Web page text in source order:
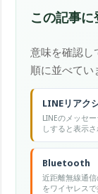
この記事
意味を確認し
順に並べてい
LINEリアク
LINEのメッセ
しすると表示
年に追加。
Bluetooth
近距離無線通
をワイヤレスで